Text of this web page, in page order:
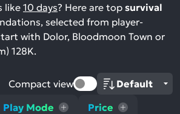
like 10 days? Here are top survival
selected from player-
with Dolor, Bloodmoon Town or
128K.
Play Mode Price
Compact view